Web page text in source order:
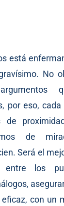
está
No
por eso,
de
de
Será el
entre los
con un